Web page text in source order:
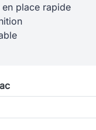
place rapide